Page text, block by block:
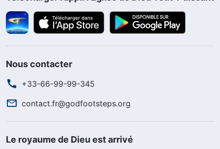
Nous contacter
+33-66-99-99-345
contact.fr@godfootsteps.org
Le royaume de Dieu est arrivé